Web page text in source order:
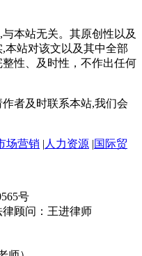
本站无关。其原创性以及
本站对该文以及其中全部
性、及时性，不作出任何
者及时联系本站,我们会
场营销 | 人力资源 |国际贸
号
顾问：王进律师